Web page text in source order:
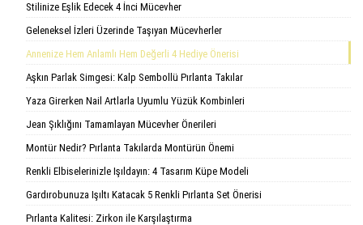
Stilinize Eşlik Edecek 4 İnci Mücevher
Geleneksel İzleri Üzerinde Taşıyan Mücevherler
Annenize Hem Anlamlı Hem Değerli 4 Hediye Önerisi
Aşkın Parlak Simgesi: Kalp Sembollü Pırlanta Takılar
Yaza Girerken Nail Artlarla Uyumlu Yüzük Kombinleri
Jean Şıklığını Tamamlayan Mücevher Önerileri
Montür Nedir? Pırlanta Takılarda Montürün Önemi
Renkli Elbiselerinizle Işıldayın: 4 Tasarım Küpe Modeli
Gardırobunuza Işıltı Katacak 5 Renkli Pırlanta Set Önerisi
Pırlanta Kalitesi: Zirkon ile Karşılaştırma